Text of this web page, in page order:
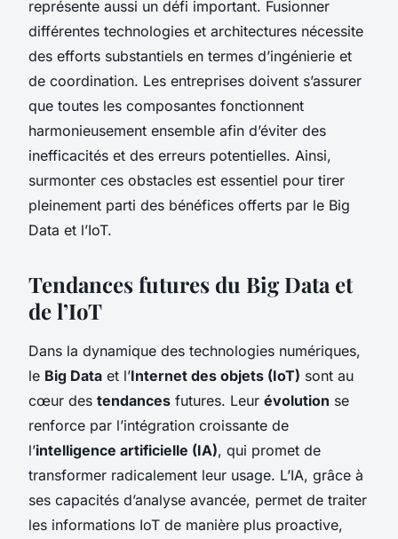
représente aussi un défi important. Fusionner
différentes technologies et architectures nécessite
des efforts substantiels en termes d’ingénierie et
de coordination. Les entreprises doivent s’assurer
que toutes les composantes fonctionnent
harmonieusement ensemble afin d’éviter des
inefficacités et des erreurs potentielles. Ainsi,
surmonter ces obstacles est essentiel pour tirer
pleinement parti des bénéfices offerts par le Big
Data et l’IoT.
Tendances futures du Big Data et
de l’IoT
Dans la dynamique des technologies numériques,
le Big Data et l’Internet des objets (IoT) sont au
cœur des tendances futures. Leur évolution se
renforce par l’intégration croissante de
l’intelligence artificielle (IA), qui promet de
transformer radicalement leur usage. L’IA, grâce à
ses capacités d’analyse avancée, permet de traiter
les informations IoT de manière plus proactive,